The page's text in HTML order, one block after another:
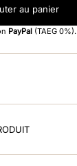
au panier
PayPal (TAEG 0%).